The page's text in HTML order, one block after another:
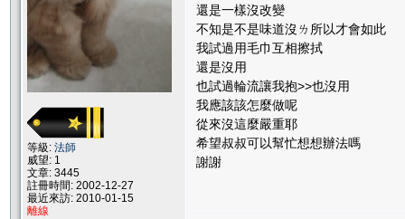
等級: 法師
威望: 1
文章: 3445
註冊時間: 2002-12-27
最近來訪: 2010-01-15
離線
還是一樣沒改變
不知是不是味道沒ㄌ所以才會如此
我試過用毛巾互相擦拭
還是沒用
也試過輪流讓我抱>>也沒用
我應該該怎麼做呢
從來沒這麼嚴重耶
希望叔叔可以幫忙想想辦法嗎
謝謝